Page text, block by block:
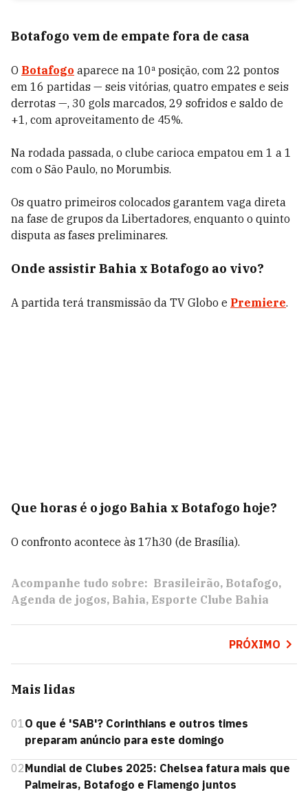
Botafogo vem de empate fora de casa
O Botafogo aparece na 10ª posição, com 22 pontos
em 16 partidas — seis vitórias, quatro empates e seis
derrotas —, 30 gols marcados, 29 sofridos e saldo de
+1, com aproveitamento de 45%.
Na rodada passada, o clube carioca empatou em 1 a 1
com o São Paulo, no Morumbis.
Os quatro primeiros colocados garantem vaga direta
na fase de grupos da Libertadores, enquanto o quinto
disputa as fases preliminares.
Onde assistir Bahia x Botafogo ao vivo?
A partida terá transmissão da TV Globo e Premiere.
Que horas é o jogo Bahia x Botafogo hoje?
O confronto acontece às 17h30 (de Brasília).
Acompanhe tudo sobre: Brasileirão Botafogo
Agenda de jogos Bahia Esporte Clube Bahia
PRÓXIMO
Mais lidas
01O que é 'SAB'? Corinthians e outros times
preparam anúncio para este domingo
02Mundial de Clubes 2025: Chelsea fatura mais que
Palmeiras, Botafogo e Flamengo juntos